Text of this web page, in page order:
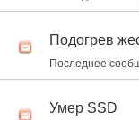
Подогрев
Последнее
Умер SSD